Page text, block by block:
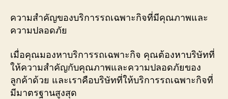
ความสำคัญของบริการรถเฉพาะกิจที่มีคุณภาพและ
ความปลอดภัย
เมื่อคุณมองหาบริการรถเฉพาะกิจ คุณต้องหาบริษัทที่
ให้ความสำคัญกับคุณภาพและความปลอดภัยของ
ลูกค้าด้วย และเราคือบริษัทที่ให้บริการรถเฉพาะกิจที่
มีมาตรฐานสูงสุด